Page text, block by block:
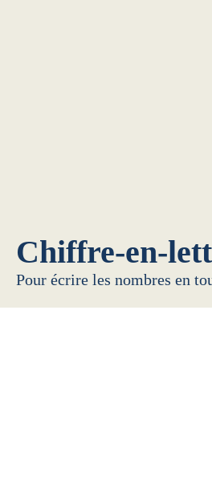
Chiffre-en-
Pour écrire les nombres en